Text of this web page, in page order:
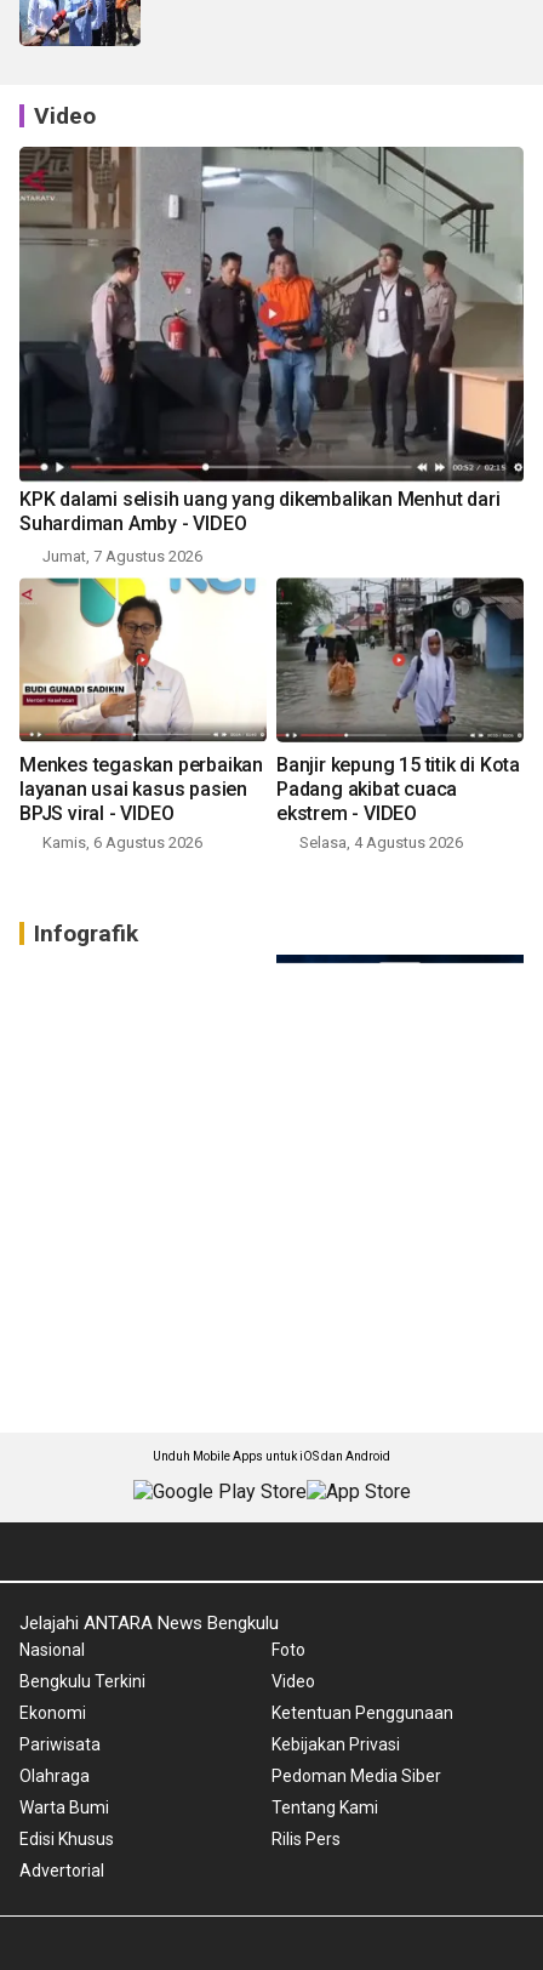
Video
KPK dalami selisih uang yang dikembalikan Menhut dari
Suhardiman Amby - VIDEO
Jumat, 7 Agustus 2026
Menkes tegaskan perbaikan
layanan usai kasus pasien
BPJS viral - VIDEO
Kamis, 6 Agustus 2026
Banjir kepung 15 titik di Kota
Padang akibat cuaca
ekstrem - VIDEO
Selasa, 4 Agustus 2026
Infografik
Unduh Mobile Apps untuk iOS dan Android
Jelajahi ANTARA News Bengkulu
Nasional
Bengkulu Terkini
Ekonomi
Pariwisata
Olahraga
Warta Bumi
Edisi Khusus
Advertorial
Foto
Video
Ketentuan Penggunaan
Kebijakan Privasi
Pedoman Media Siber
Tentang Kami
Rilis Pers